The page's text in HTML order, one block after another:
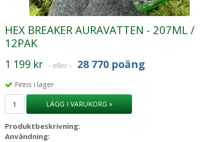
HEX BREAKER AURAVATTEN - 207ML /
12PAK
1 199 kr - eller - 28 770 poäng
Finns i lager
LÄGG I VARUKORG »
Produktbeskrivning:
Användning: